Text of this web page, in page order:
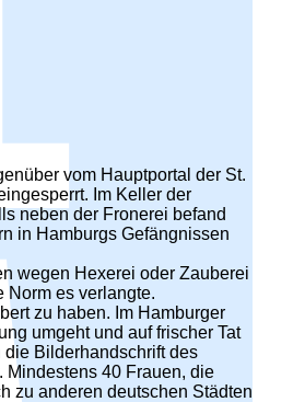
vom Hauptportal der St.
Im Keller der
neben der Fronerei befand
in Hamburgs Gefängnissen
wegen Hexerei oder Zauberei
Norm es verlangte.
zu haben. Im Hamburger
umgeht und auf frischer Tat
die Bilderhandschrift des
Mindestens 40 Frauen, die
zu anderen deutschen Städten